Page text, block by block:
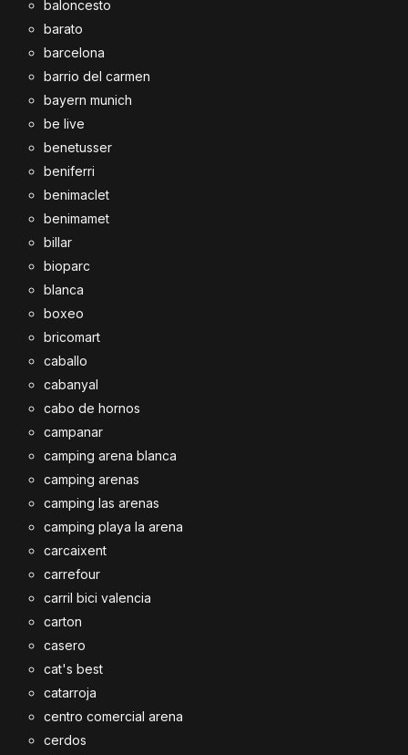
baloncesto
barato
barcelona
barrio del carmen
bayern munich
be live
benetusser
beniferri
benimaclet
benimamet
billar
bioparc
blanca
boxeo
bricomart
caballo
cabanyal
cabo de hornos
campanar
camping arena blanca
camping arenas
camping las arenas
camping playa la arena
carcaixent
carrefour
carril bici valencia
carton
casero
cat's best
catarroja
centro comercial arena
cerdos